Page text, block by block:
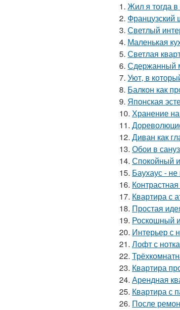
1. Жил я тогда
2.
3. Светлый
4. Маленькая
5. Светлая
6. Сдержанный
7. Уют, в
8. Балкон как
9. Японская
10. Хранение
11.
12. Диван как
13. Обои в
14. Спокойный
15. Баухаус -
16.
17. Квартира с
18. Простая
19. Роскошный
20. Интерьер с
21. Лофт с
22.
23. Квартира
24. Арендная
25. Квартира с
26. После